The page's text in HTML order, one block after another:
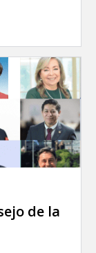
de la